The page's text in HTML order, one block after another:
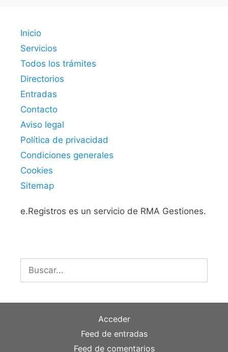
Inicio
Servicios
Todos los trámites
Directorios
Entradas
Contacto
Aviso legal
Política de privacidad
Condiciones generales
Cookies
Sitemap
e.Registros es un servicio de RMA Gestiones.
Acceder
Feed de entradas
Feed de comentarios